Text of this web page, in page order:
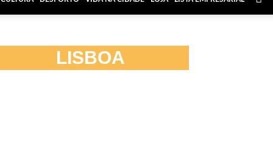
LISBOA